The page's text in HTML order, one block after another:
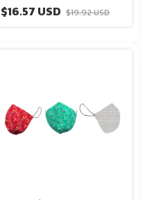
$16.57 USD $19.92 USD